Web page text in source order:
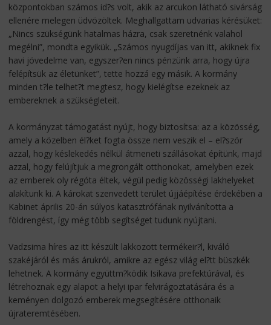
központokban számos id?s volt, akik az arcukon látható sivárság
ellenére melegen üdvözöltek. Meghallgattam udvarias kérésüket:
„Nincs szükségünk hatalmas házra, csak szeretnénk valahol
megélni”, mondta egyikük. „Számos nyugdíjas van itt, akiknek fix
havi jövedelme van, egyszer?en nincs pénzünk arra, hogy újra
felépítsük az életünket”, tette hozzá egy másik. A kormány
minden t?le telhet?t megtesz, hogy kielégítse ezeknek az
embereknek a szükségleteit.
A kormányzat támogatást nyújt, hogy biztosítsa: az a közösség,
amely a közelben él?ket fogta össze nem veszik el – el?ször
azzal, hogy késlekedés nélkül átmeneti szállásokat építünk, majd
azzal, hogy felújítjuk a megrongált otthonokat, amelyben ezek
az emberek oly régóta éltek, végül pedig közösségi lakhelyeket
alakítunk ki. A károkat szenvedett terület újjáépítése érdekében a
Kabinet április 20-án súlyos katasztrófának nyilvánította a
földrengést, így még több segítséget tudunk nyújtani.
Vadzsima híres az itt készült lakkozott termékeir?l, kiváló
szakéjáról és más árukról, amikre az egész világ el?tt büszkék
lehetnek. A kormány együttm?ködik Isikava prefektúrával, és
létrehoznak egy alapot a helyi ipar felvirágoztatására és a
keményen dolgozó emberek megsegítésére otthonaik
újrateremtésében.